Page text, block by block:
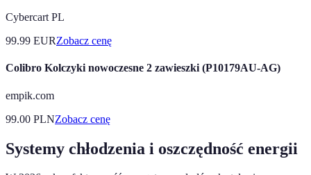
Cybercart PL
99.99 EURZobacz cenę
Colibro Kolczyki nowoczesne 2 zawieszki (P10179AU-AG)
empik.com
99.00 PLNZobacz cenę
Systemy chłodzenia i oszczędność energii